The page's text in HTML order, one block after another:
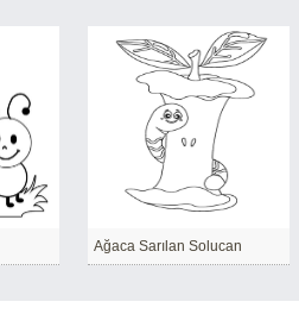
Ağaca Sarılan Solucan